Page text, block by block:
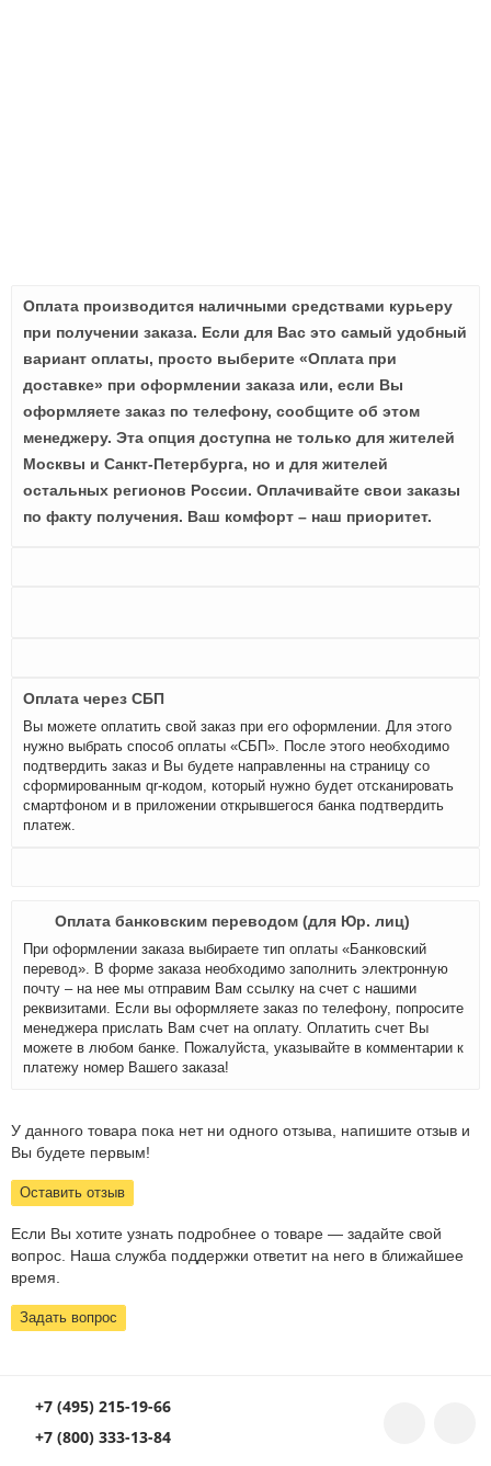
Оплата производится наличными средствами курьеру
при получении заказа. Если для Вас это самый удобный
вариант оплаты, просто выберите «Оплата при
доставке» при оформлении заказа или, если Вы
оформляете заказ по телефону, сообщите об этом
менеджеру. Эта опция доступна не только для жителей
Москвы и Санкт-Петербурга, но и для жителей
остальных регионов России. Оплачивайте свои заказы
по факту получения. Ваш комфорт – наш приоритет.
Оплата через СБП
Вы можете оплатить свой заказ при его оформлении. Для этого
нужно выбрать способ оплаты «СБП». После этого необходимо
подтвердить заказ и Вы будете направленны на страницу со
сформированным qr-кодом, который нужно будет отсканировать
смартфоном и в приложении открывшегося банка подтвердить
платеж.
Оплата банковским переводом (для Юр. лиц)
При оформлении заказа выбираете тип оплаты «Банковский
перевод». В форме заказа необходимо заполнить электронную
почту – на нее мы отправим Вам ссылку на счет с нашими
реквизитами. Если вы оформляете заказ по телефону, попросите
менеджера прислать Вам счет на оплату. Оплатить счет Вы
можете в любом банке. Пожалуйста, указывайте в комментарии к
платежу номер Вашего заказа!
У данного товара пока нет ни одного отзыва, напишите отзыв и
Вы будете первым!
Оставить отзыв
Если Вы хотите узнать подробнее о товаре — задайте свой
вопрос. Наша служба поддержки ответит на него в ближайшее
время.
Задать вопрос
+7 (495) 215-19-66
+7 (800) 333-13-84